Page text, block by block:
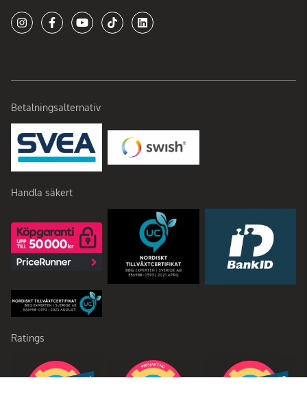
Betalningsalternativ
Handla säkert
Ratings